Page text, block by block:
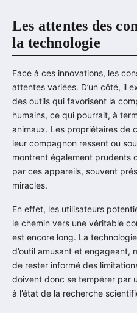
Les attentes des
la technologie
Face à ces innovations, les
attentes variées. D’un côté, il
des outils qui favorisent la
humains, ce qui pourrait, à
animaux. Les propriétaires de
leur compagnon ressent ou
montrent également prudents
par ces appareils, souvent
miracles.
En effet, les utilisateurs
le chemin vers une véritable
est encore long. La
d’outil amusant et engageant,
de rester informé des
doivent donc se tempérer par
à l’état de la recherche